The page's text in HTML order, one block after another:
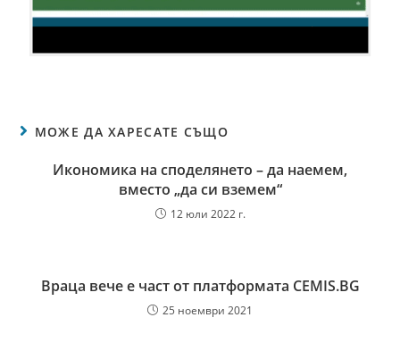
МОЖЕ ДА ХАРЕСАТЕ СЪЩО
Икономика на споделянето – да наемем,
вместо „да си вземем“
12 юли 2022 г.
Враца вече е част от платформата CEMIS.BG
25 ноември 2021